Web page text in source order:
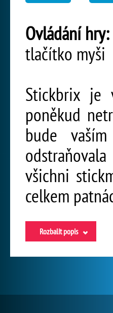
Ovládání hry:
tlačítko myši
Stickbrix je
poněkud
bude
všichni
celkem
Rozbalit popis